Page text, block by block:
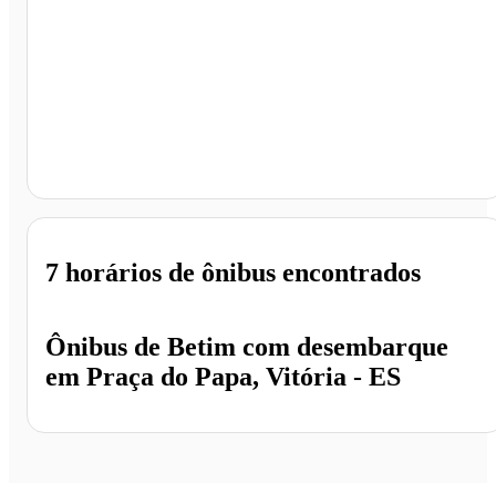
Ônibus de Betim com desembarque
em Praça do Papa, Vitória - ES
7 horários de ônibus encontrados